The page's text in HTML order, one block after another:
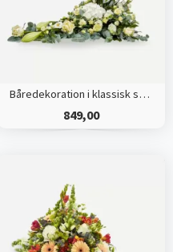
Båredekoration i klassisk stil - creme
849,00